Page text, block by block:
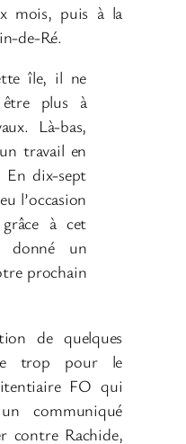
mois, puis à la
de-Ré.
île, il ne
plus à
Là-bas,
travail en
dix-sept
l’occasion
à cet
donné un
prochain
de quelques
trop pour le
FO qui
communiqué
contre Rachide,